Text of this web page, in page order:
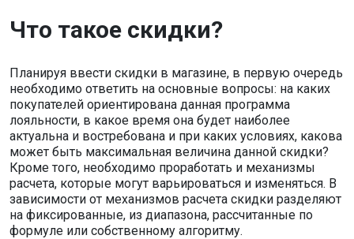
Что такое скидки?
Планируя ввести скидки в магазине, в первую очередь
необходимо ответить на основные вопросы: на каких
покупателей ориентирована данная программа
лояльности, в какое время она будет наиболее
актуальна и востребована и при каких условиях, какова
может быть максимальная величина данной скидки?
Кроме того, необходимо проработать и механизмы
расчета, которые могут варьироваться и изменяться. В
зависимости от механизмов расчета скидки разделяют
на фиксированные, из диапазона, рассчитанные по
формуле или собственному алгоритму.